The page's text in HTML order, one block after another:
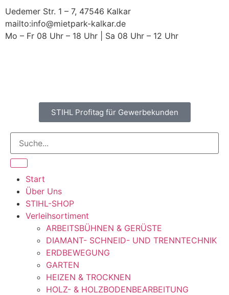
Uedemer Str. 1 – 7, 47546 Kalkar
mailto:info@mietpark-kalkar.de
Mo – Fr 08 Uhr – 18 Uhr | Sa 08 Uhr – 12 Uhr
STIHL Profitag für Gewerbekunden
Start
Über Uns
STIHL-SHOP
Verleihsortiment
ARBEITSBÜHNEN & GERÜSTE
DIAMANT- SCHNEID- UND TRENNTECHNIK
ERDBEWEGUNG
GARTEN
HEIZEN & TROCKNEN
HOLZ- & HOLZBODENBEARBEITUNG